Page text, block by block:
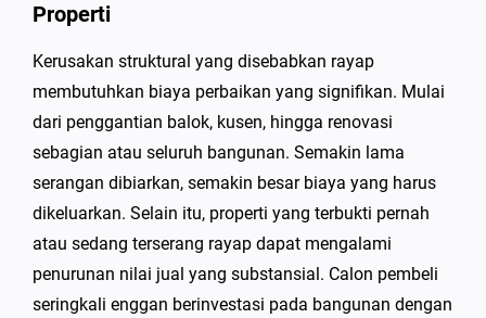
Properti
Kerusakan struktural yang disebabkan rayap
membutuhkan biaya perbaikan yang signifikan. Mulai
dari penggantian balok, kusen, hingga renovasi
sebagian atau seluruh bangunan. Semakin lama
serangan dibiarkan, semakin besar biaya yang harus
dikeluarkan. Selain itu, properti yang terbukti pernah
atau sedang terserang rayap dapat mengalami
penurunan nilai jual yang substansial. Calon pembeli
seringkali enggan berinvestasi pada bangunan dengan